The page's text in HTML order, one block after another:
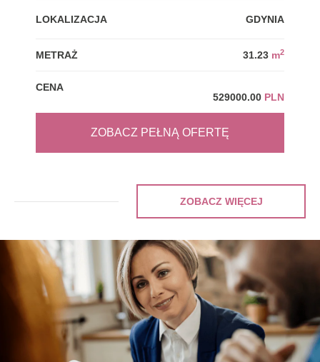
LOKALIZACJA GDYNIA
METRAŻ 31.23 m2
CENA
529000.00 PLN
ZOBACZ PEŁNĄ OFERTĘ
ZOBACZ WIĘCEJ